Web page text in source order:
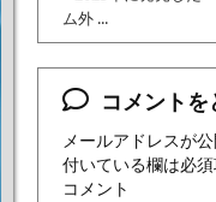
ム外 ...
コメントを
メールアドレスが
付いている欄は必
コメント